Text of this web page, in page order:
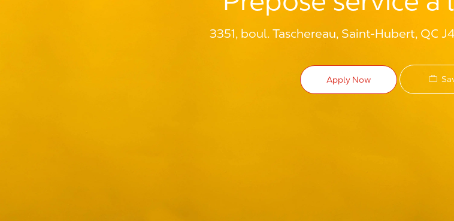
3351, boul. Taschereau, Saint-Hubert, QC
Apply Now